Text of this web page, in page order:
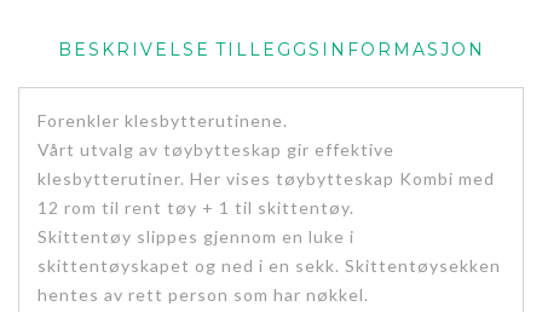
BESKRIVELSE TILLEGGSINFORMASJON
Forenkler klesbytterutinene.
Vårt utvalg av tøybytteskap gir effektive
klesbytterutiner. Her vises tøybytteskap Kombi med
12 rom til rent tøy + 1 til skittentøy.
Skittentøy slippes gjennom en luke i
skittentøyskapet og ned i en sekk. Skittentøysekken
hentes av rett person som har nøkkel.